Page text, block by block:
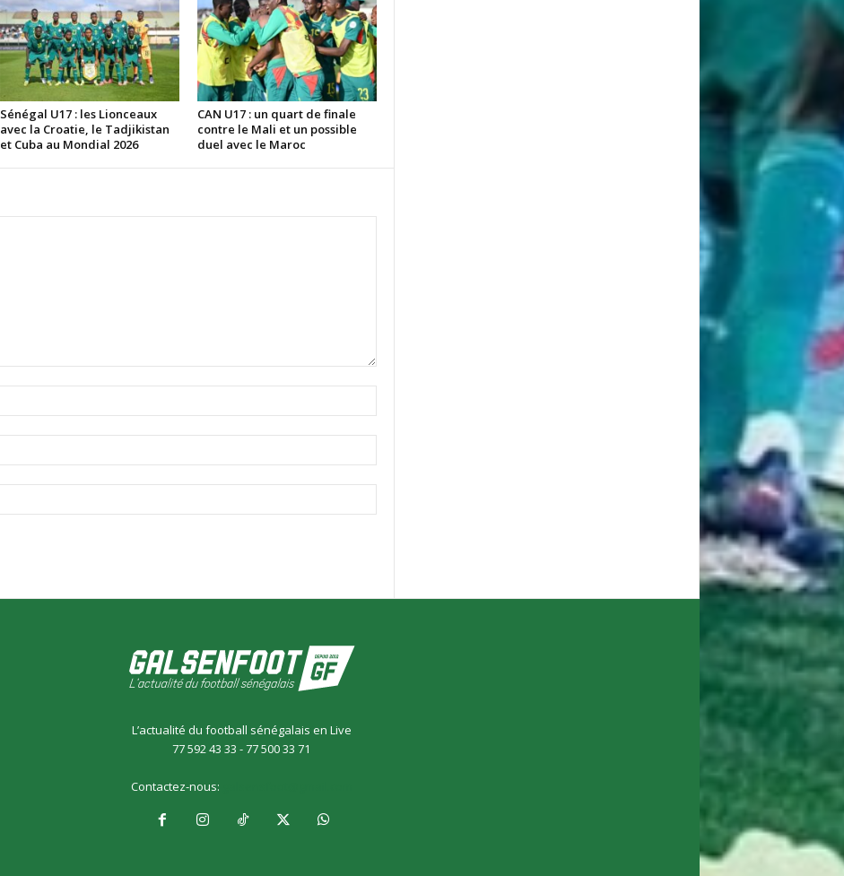
Sénégal U17 : les Lionceaux
avec la Croatie, le Tadjikistan
et Cuba au Mondial 2026
CAN U17 : un quart de finale
contre le Mali et un possible
duel avec le Maroc
L’actualité du football sénégalais en Live
77 592 43 33 - 77 500 33 71
Contactez-nous: